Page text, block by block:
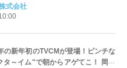
味わい「マックフルーリー(R) ニュ
キ」
式会社
の新年初のTVCMが登場！ピンチな
タ～イム"で朝からアゲてこ！ 岡田